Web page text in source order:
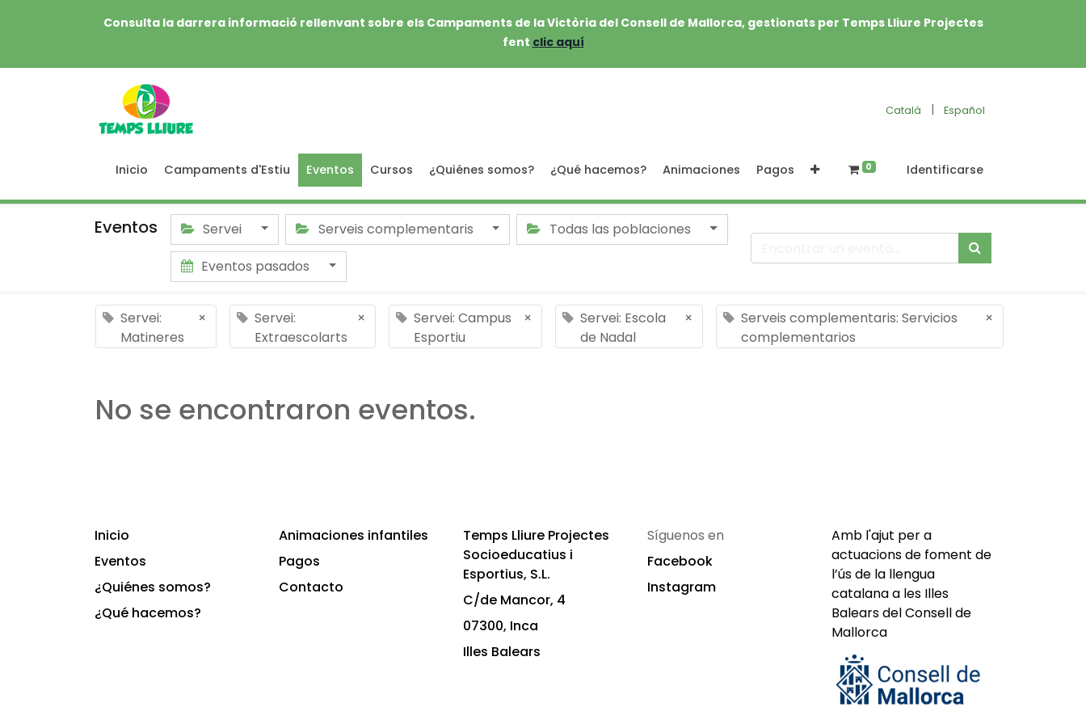
Consulta la darrera informació rellenvant sobre els Campaments de la Victòria del Consell de Mallorca, gestionats per Temps Lliure Projectes
fent clic aquí
Català | Español
Inicio Campaments d'Estiu Eventos Cursos ¿Quiénes somos? ¿Qué hacemos? Animaciones Pagos 0 Identificarse
Eventos Servei Serveis complementaris
Todas las poblaciones
Eventos pasados
Servei:
Matineres
×
Servei:
Extraescolarts
×
Servei: Campus
Esportiu
×
Servei: Escola
de Nadal
×
Serveis complementaris: Servicios
complementarios
×
No se encontraron eventos.
Inicio
Eventos
¿Quiénes somos?
¿Qué hacemos?
Animaciones infantiles
Pagos
Contacto
Temps Lliure Projectes
Socioeducatius i
Esportius, S.L.
C/de Mancor, 4
07300, Inca
Illes Balears
Síguenos en
Facebook
Instagram
Amb l'ajut per a
actuacions de foment de
l’ús de la llengua
catalana a les Illes
Balears del Consell de
Mallorca